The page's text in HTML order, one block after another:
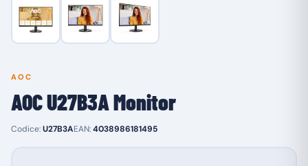
AOC
AOC U27B3A Monitor
Codice:U27B3AEAN:4038986181495